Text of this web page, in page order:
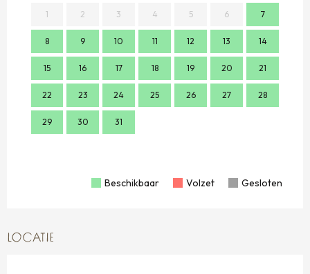
1 2 3 4 5 6 7
8 9 10 11 12 13 14
15 16 17 18 19 20 21
22 23 24 25 26 27 28
29 30 31
Beschikbaar Volzet Gesloten
LOCATIE